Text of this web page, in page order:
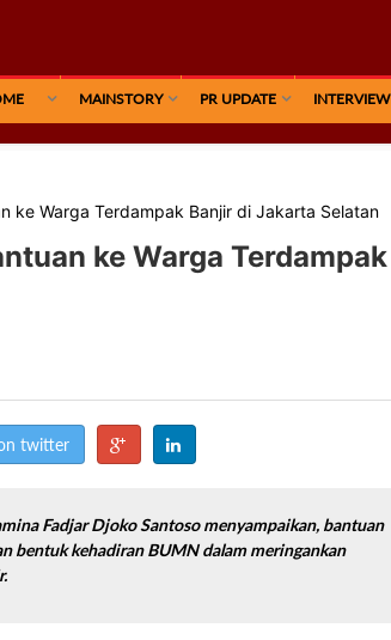
MAINSTORY PR UPDATE INTERVIEW
ke Warga Terdampak Banjir di Jakarta Selatan
ke Warga Terdampak
twitter
Fadjar Djoko Santoso menyampaikan, bantuan
bentuk kehadiran BUMN dalam meringankan